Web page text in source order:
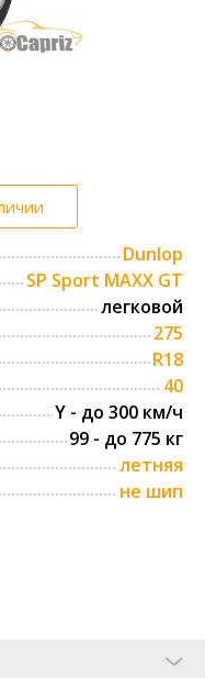
Dunlop
SP Sport MAXX GT
легковой
275
R18
40
Y - до 300 км/ч
99 - до 775 кг
летняя
не шип